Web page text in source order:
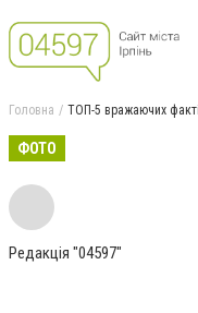
Головна ТОП-5 вражаючих
ФОТО
Редакція "04597"